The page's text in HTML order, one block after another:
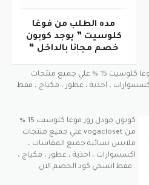
مده الطلب من فوغا
كلوسيت ” يوجد كوبون
خصم مجانا بالداخل “
كوبون مودل روز فوغا كلوسيت 15 % علي جميع منتجات vogacloset من
، احذية ، عطور ، مكياج ، فقط
كوبون مودل روز فوغا كلوسيت 15 %
علي جميع منتجات vogacloset من
ملابس نسائية جميع المقاسات ،
اكسسوارات ، احذية ، عطور ، مكياج ،
فقط انسخي كود الخصم الان .